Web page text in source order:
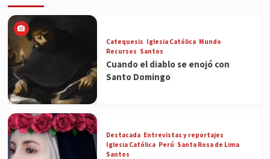
Catequesis Iglesia Católica Mundo
Recursos Santos
Cuando el diablo se enojó con
Santo Domingo
Destacada Entrevistas y reportajes
Iglesia Católica Perú Santa Rosa de Lima
Santos